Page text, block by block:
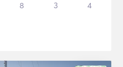
8 3 4